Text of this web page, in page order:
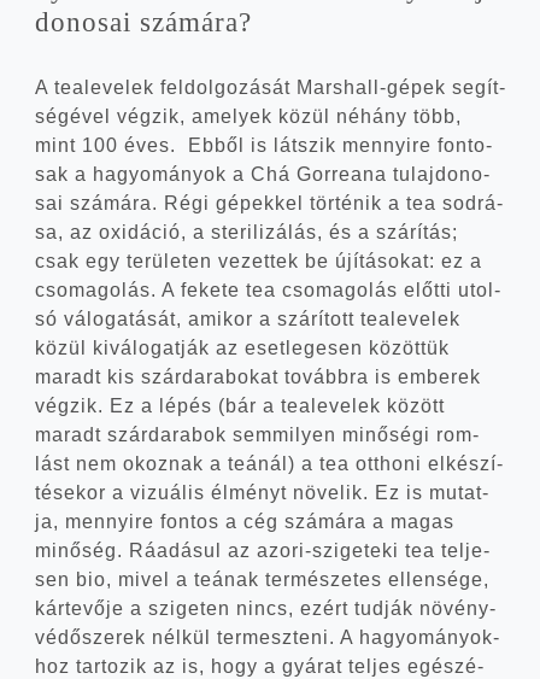
do­no­sai számára?
A tea­le­ve­lek fel­dol­go­zá­sát Marshall-gépek segít­
sé­gé­vel vég­zik, ame­lyek közül néhány több,
mint 100 éves. Ebből is lát­szik mennyi­re fon­to­
sak a hagyo­má­nyok a Chá Gor­re­a­na tulaj­do­no­
sai szá­má­ra. Régi gépek­kel tör­té­nik a tea sod­rá­
sa, az oxi­dá­ció, a ste­ri­li­zá­lás, és a szá­rí­tás;
csak egy terü­le­ten vezet­tek be újí­tá­so­kat: ez a
cso­ma­go­lás. A feke­te tea cso­ma­go­lás előt­ti utol­
só válo­ga­tá­sát, ami­kor a szá­rí­tott tea­le­ve­lek
közül kivá­lo­gat­ják az eset­le­ge­sen közöt­tük
maradt kis szár­da­ra­bo­kat tovább­ra is embe­rek
vég­zik. Ez a lépés (bár a tea­le­ve­lek között
maradt szár­da­ra­bok sem­mi­lyen minő­sé­gi rom­
lást nem okoz­nak a teá­nál) a tea ott­ho­ni elké­szí­
té­se­kor a vizu­á­lis élményt növe­lik. Ez is mutat­
ja, mennyi­re fon­tos a cég szá­má­ra a magas
minő­ség. Ráadá­sul az azori-szigeteki tea tel­je­
sen bio, mivel a teá­nak ter­mé­sze­tes ellen­sé­ge,
kár­te­vő­je a szi­ge­ten nincs, ezért tud­ják növény­
vé­dő­sze­rek nél­kül ter­mesz­te­ni. A hagyo­má­nyok­
hoz tar­to­zik az is, hogy a gyá­rat tel­jes egé­szé­